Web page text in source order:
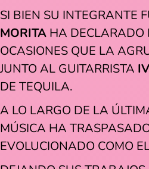
SI BIEN SU INTEGRANTE
MORITA HA DECLARADO
OCASIONES QUE LA
JUNTO AL GUITARRISTA
DE TEQUILA.
A LO LARGO DE LA
MÚSICA HA
EVOLUCIONADO COMO